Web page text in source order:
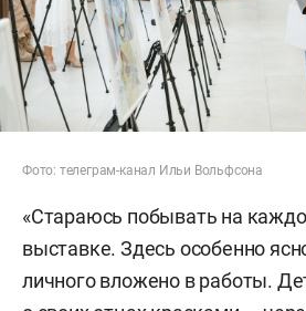
Фото: телеграм-канал Ильи Вольфсона
«Стараюсь побывать на
выставке. Здесь особенно
личного вложено в работы.